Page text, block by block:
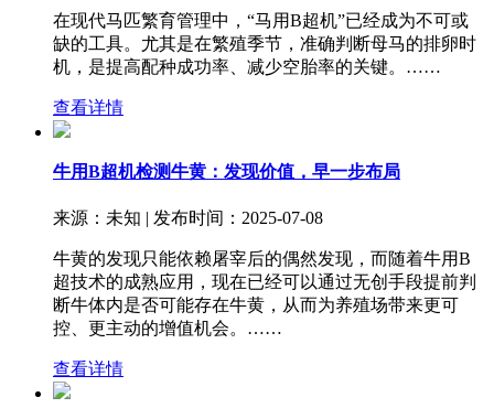
在现代马匹繁育管理中，“马用B超机”已经成为不可或
缺的工具。尤其是在繁殖季节，准确判断母马的排卵时
机，是提高配种成功率、减少空胎率的关键。……
查看详情
牛用B超机检测牛黄：发现价值，早一步布局
来源：未知 | 发布时间：2025-07-08
牛黄的发现只能依赖屠宰后的偶然发现，而随着牛用B
超技术的成熟应用，现在已经可以通过无创手段提前判
断牛体内是否可能存在牛黄，从而为养殖场带来更可
控、更主动的增值机会。……
查看详情